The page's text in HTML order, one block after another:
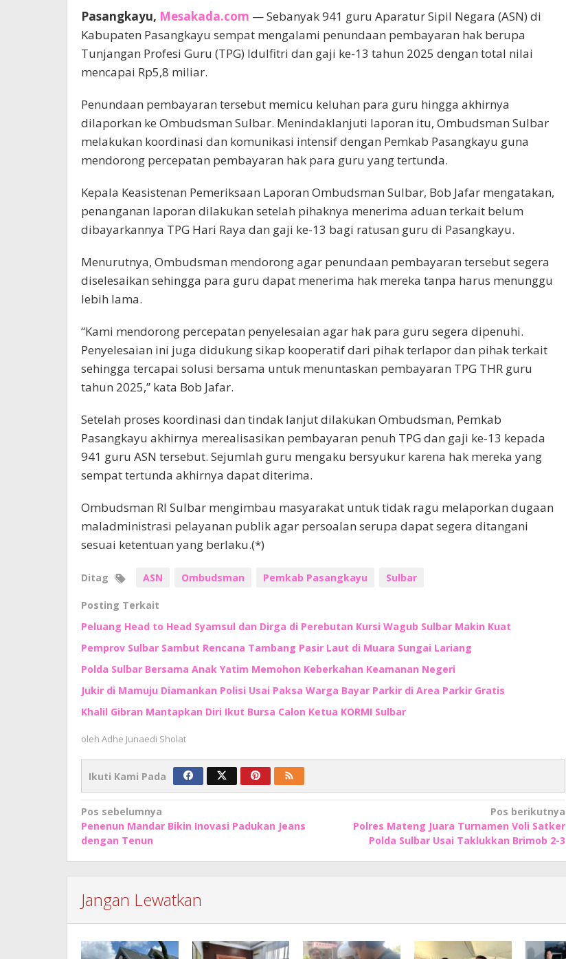
Pasangkayu, Mesakada.com — Sebanyak 941 guru Aparatur Sipil Negara (ASN) di
Kabupaten Pasangkayu sempat mengalami penundaan pembayaran hak berupa
Tunjangan Profesi Guru (TPG) Idulfitri dan gaji ke-13 tahun 2025 dengan total nilai
mencapai Rp5,8 miliar.
Penundaan pembayaran tersebut memicu keluhan para guru hingga akhirnya
dilaporkan ke Ombudsman Sulbar. Menindaklanjuti laporan itu, Ombudsman Sulbar
melakukan koordinasi dan komunikasi intensif dengan Pemkab Pasangkayu guna
mendorong percepatan pembayaran hak para guru yang tertunda.
Kepala Keasistenan Pemeriksaan Laporan Ombudsman Sulbar, Bob Jafar mengatakan,
penanganan laporan dilakukan setelah pihaknya menerima aduan terkait belum
dibayarkannya TPG Hari Raya dan gaji ke-13 bagi ratusan guru di Pasangkayu.
Menurutnya, Ombudsman mendorong agar penundaan pembayaran tersebut segera
diselesaikan sehingga para guru dapat menerima hak mereka tanpa harus menunggu
lebih lama.
“Kami mendorong percepatan penyelesaian agar hak para guru segera dipenuhi.
Penyelesaian ini juga didukung sikap kooperatif dari pihak terlapor dan pihak terkait
sehingga tercapai solusi bersama untuk menuntaskan pembayaran TPG THR guru
tahun 2025,” kata Bob Jafar.
Setelah proses koordinasi dan tindak lanjut dilakukan Ombudsman, Pemkab
Pasangkayu akhirnya merealisasikan pembayaran penuh TPG dan gaji ke-13 kepada
941 guru ASN tersebut. Sejumlah guru mengaku bersyukur karena hak mereka yang
sempat tertunda akhirnya dapat diterima.
Ombudsman RI Sulbar mengimbau masyarakat untuk tidak ragu melaporkan dugaan
maladministrasi pelayanan publik agar persoalan serupa dapat segera ditangani
sesuai ketentuan yang berlaku.(*)
Ditag ASN Ombudsman Pemkab Pasangkayu Sulbar
Posting Terkait
Peluang Head to Head Syamsul dan Dirga di Perebutan Kursi Wagub Sulbar Makin Kuat
Pemprov Sulbar Sambut Rencana Tambang Pasir Laut di Muara Sungai Lariang
Polda Sulbar Bersama Anak Yatim Memohon Keberkahan Keamanan Negeri
Jukir di Mamuju Diamankan Polisi Usai Paksa Warga Bayar Parkir di Area Parkir Gratis
Khalil Gibran Mantapkan Diri Ikut Bursa Calon Ketua KORMI Sulbar
oleh Adhe Junaedi Sholat
Ikuti Kami Pada
Navigasi
pos
Pos sebelumnya
Penenun Mandar Bikin Inovasi Padukan Jeans
dengan Tenun
Pos berikutnya
Polres Mateng Juara Turnamen Voli Satker
Polda Sulbar Usai Taklukkan Brimob 2-3
Jangan Lewatkan